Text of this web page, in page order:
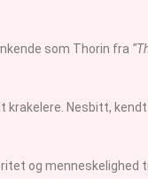
som Thorin fra
krakelere. Nesbitt,
og menneskelighed